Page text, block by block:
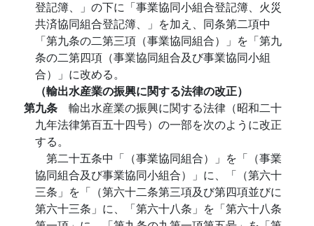
登記簿、」の下に「事業協同小組合登記簿、火災
共済協同組合登記簿、」を加え、同条第二項中
「第九条の二第三項（事業協同組合）」を「第九
条の二第四項（事業協同組合及び事業協同小組
合）」に改める。
（輸出水産業の振興に関する法律の改正）
第九条 輸出水産業の振興に関する法律（昭和二十
九年法律第百五十四号）の一部を次のように改正
する。
第二十五条中「（事業協同組合）」を「（事業
協同組合及び事業協同小組合）」に、「（第六十
三条」を「（第六十二条第三項及び第四項並びに
第六十三条」に、「第六十八条」を「第六十八条